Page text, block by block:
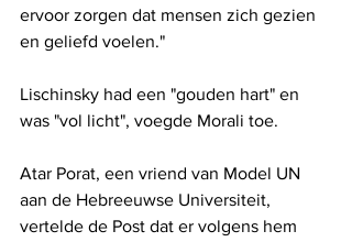
ervoor zorgen dat mensen zich gezien
en geliefd voelen."
Lischinsky had een "gouden hart" en
was "vol licht", voegde Morali toe.
Atar Porat, een vriend van Model UN
aan de Hebreeuwse Universiteit,
vertelde de Post dat er volgens hem